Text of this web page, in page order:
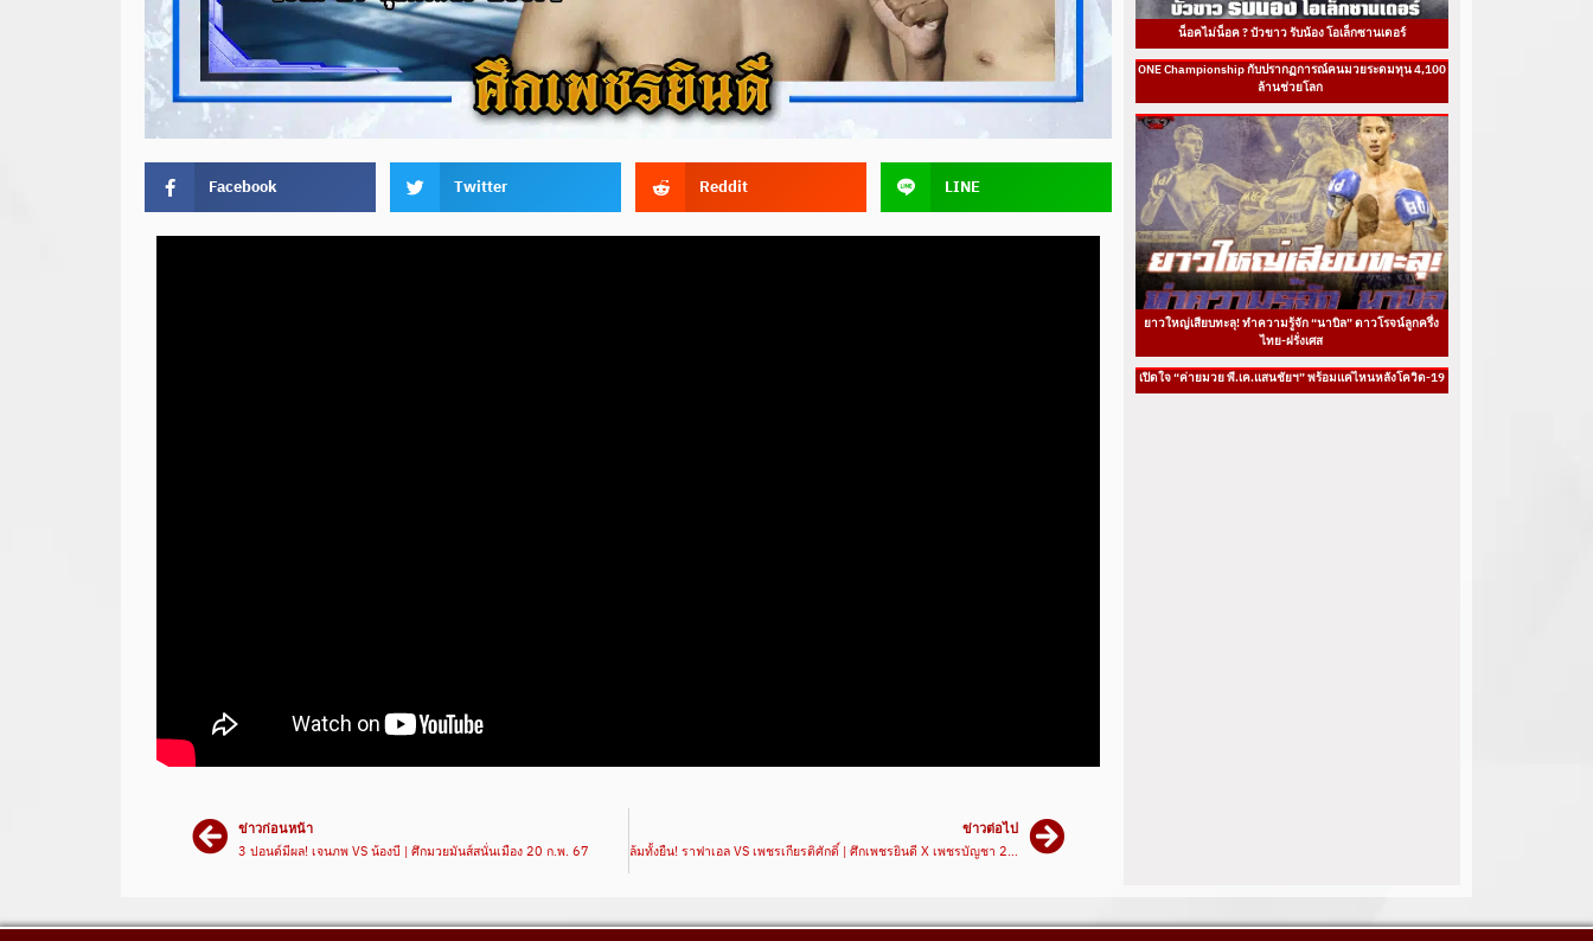
Facebook Twitter Reddit LINE
ข่าวก่อนหน้า
3 ปอนด์มีผล! เจนภพ VS น้องบี | ศึกมวยมันส์สนั่นเมือง 20 ก.พ. 67
ข่าวต่อไป
ล้มทั้งยืน! ราฟาเอล VS เพชรเกียรติศักดิ์ | ศึกเพชรยินดี X เพชรบัญชา 21 ก.พ. 67
น็อคไม่น็อค ? บัวขาว รับน้อง โอเล็กซานเดอร์
ONE Championship กับปรากฏการณ์คนมวยระดมทุน 4,100
ล้านช่วยโลก
ยาวใหญ่เสียบทะลุ! ทำความรู้จัก “นาบิล” ดาวโรจน์ลูกครึ่ง
ไทย-ฝรั่งเศส
เปิดใจ “ค่ายมวย พี.เค.แสนชัยฯ” พร้อมแค่ไหนหลังโควิด-19